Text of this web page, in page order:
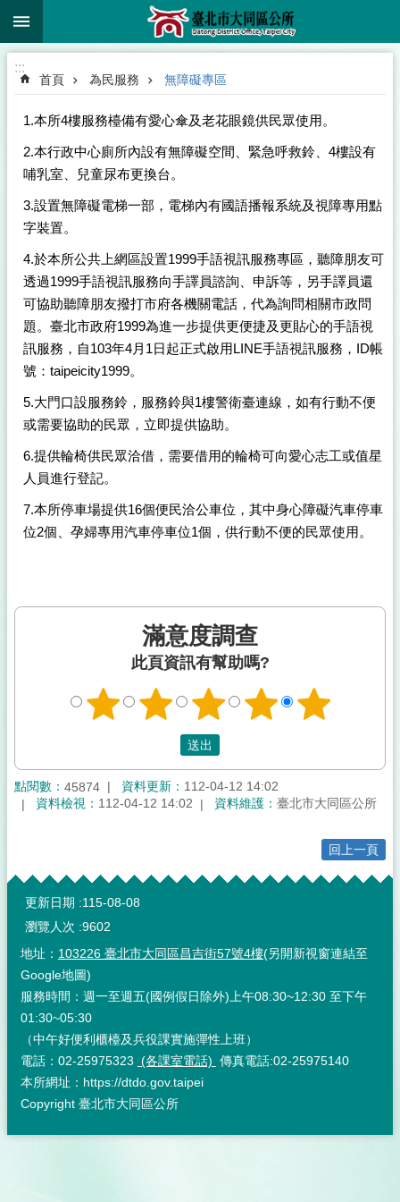
跳到主要內容區塊
:::
首頁 為民服務 無障礙專區
1.本所4樓服務檯備有愛心傘及老花眼鏡供民眾使用。
2.本行政中心廁所內設有無障礙空間、緊急呼救鈴、4樓設有
哺乳室、兒童尿布更換台。
3.設置無障礙電梯一部，電梯內有國語播報系統及視障專用點
字裝置。
4.於本所公共上網區設置1999手語視訊服務專區，聽障朋友可
透過1999手語視訊服務向手譯員諮詢、申訴等，另手譯員還
可協助聽障朋友撥打市府各機關電話，代為詢問相關市政問
題。臺北市政府1999為進一步提供更便捷及更貼心的手語視
訊服務，自103年4月1日起正式啟用LINE手語視訊服務，ID帳
號：taipeicity1999。
5.大門口設服務鈴，服務鈴與1樓警衛臺連線，如有行動不便
或需要協助的民眾，立即提供協助。
6.提供輪椅供民眾洽借，需要借用的輪椅可向愛心志工或值星
人員進行登記。
7.本所停車場提供16個便民洽公車位，其中身心障礙汽車停車
位2個、孕婦專用汽車停車位1個，供行動不便的民眾使用。
滿意度調查
此頁資訊有幫助嗎?
點閱數： 45874 資料更新： 112-04-12 14:02
資料檢視： 112-04-12 14:02 資料維護： 臺北市大同區公所
回上一頁
:::
更新日期
115-08-08
瀏覽人次 9602
地址： 103226 臺北市大同區昌吉街57號4樓(另開新視窗連結至
Google地圖)
服務時間：週一至週五(國例假日除外)上午08:30~12:30 至下午
01:30~05:30
（中午好便利櫃檯及兵役課實施彈性上班）
電話：02-25975323 (各課室電話) 傳真電話:02-25975140
本所網址：https://dtdo.gov.taipei
Copyright 臺北市大同區公所